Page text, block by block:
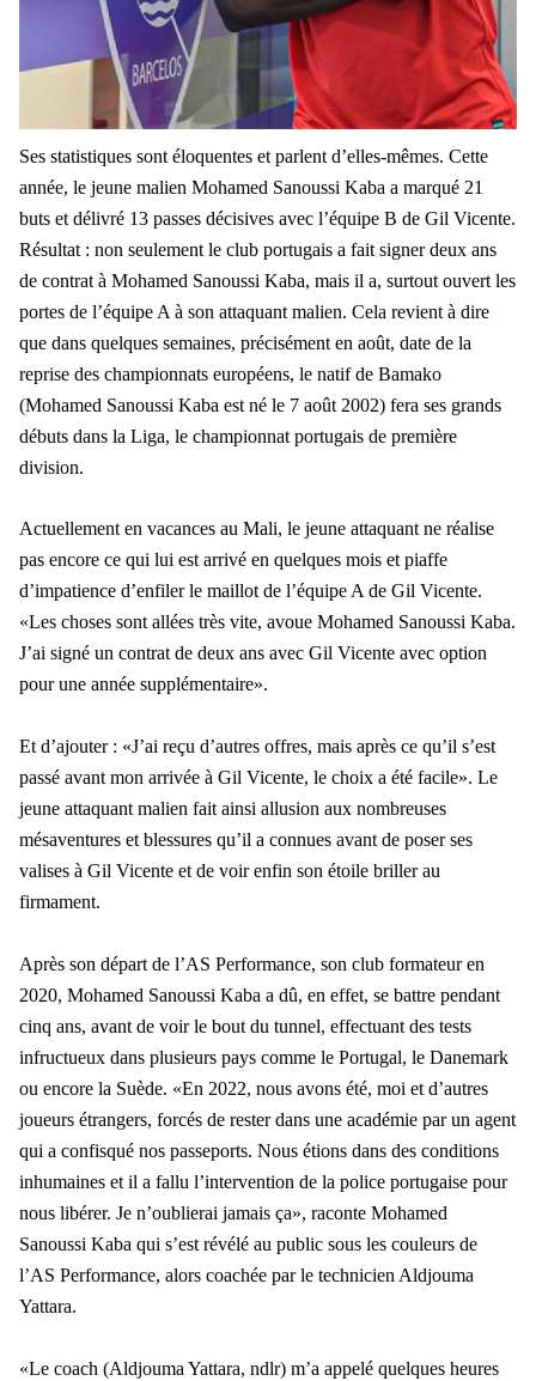
Ses statistiques sont éloquentes et parlent d’elles-mêmes. Cette
année, le jeune malien Mohamed Sanoussi Kaba a marqué 21
buts et délivré 13 passes décisives avec l’équipe B de Gil Vicente.
Résultat : non seulement le club portugais a fait signer deux ans
de contrat à Mohamed Sanoussi Kaba, mais il a, surtout ouvert les
portes de l’équipe A à son attaquant malien. Cela revient à dire
que dans quelques semaines, précisément en août, date de la
reprise des championnats européens, le natif de Bamako
(Mohamed Sanoussi Kaba est né le 7 août 2002) fera ses grands
débuts dans la Liga, le championnat portugais de première
division.
Actuellement en vacances au Mali, le jeune attaquant ne réalise
pas encore ce qui lui est arrivé en quelques mois et piaffe
d’impatience d’enfiler le maillot de l’équipe A de Gil Vicente.
«Les choses sont allées très vite, avoue Mohamed Sanoussi Kaba.
J’ai signé un contrat de deux ans avec Gil Vicente avec option
pour une année supplémentaire».
Et d’ajouter : «J’ai reçu d’autres offres, mais après ce qu’il s’est
passé avant mon arrivée à Gil Vicente, le choix a été facile». Le
jeune attaquant malien fait ainsi allusion aux nombreuses
mésaventures et blessures qu’il a connues avant de poser ses
valises à Gil Vicente et de voir enfin son étoile briller au
firmament.
Après son départ de l’AS Performance, son club formateur en
2020, Mohamed Sanoussi Kaba a dû, en effet, se battre pendant
cinq ans, avant de voir le bout du tunnel, effectuant des tests
infructueux dans plusieurs pays comme le Portugal, le Danemark
ou encore la Suède. «En 2022, nous avons été, moi et d’autres
joueurs étrangers, forcés de rester dans une académie par un agent
qui a confisqué nos passeports. Nous étions dans des conditions
inhumaines et il a fallu l’intervention de la police portugaise pour
nous libérer. Je n’oublierai jamais ça», raconte Mohamed
Sanoussi Kaba qui s’est révélé au public sous les couleurs de
l’AS Performance, alors coachée par le technicien Aldjouma
Yattara.
«Le coach (Aldjouma Yattara, ndlr) m’a appelé quelques heures